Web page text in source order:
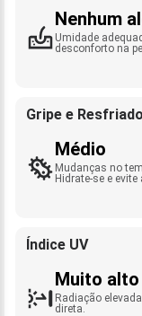
Nenhum
Umidade
desconforto na
Gripe e Resfriado
Médio
Mudanças no
Hidrate-se e
Índice UV
Muito alto
Radiação
direta.